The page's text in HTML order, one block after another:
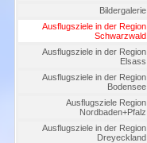
Bildergalerie
Ausflugsziele in der Region
Schwarzwald
Ausflugsziele in der Region
Elsass
Ausflugsziele in der Region
Bodensee
Ausflugsziele Region
Nordbaden+Pfalz
Ausflugsziele in der Region
Dreyeckland